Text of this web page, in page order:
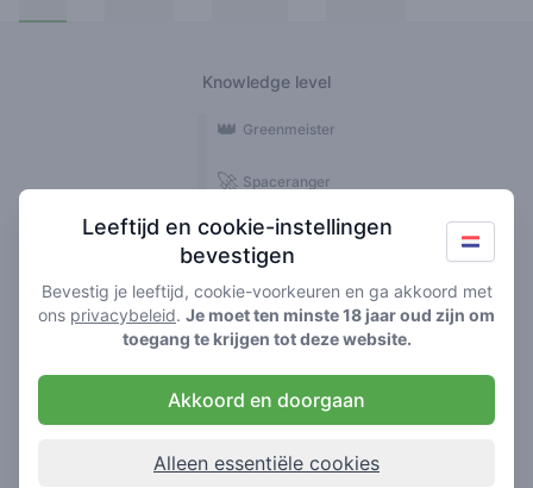
Knowledge level
🍃 Smoker
🌱 Roller
🥦 Stoner
🚀 Spaceranger
👑 Greenmeister
Reviews
Leeftijd en cookie-instellingen
bevestigen
Bevestig je leeftijd, cookie-voorkeuren en ga akkoord met
ons privacybeleid. Je moet ten minste 18 jaar oud zijn om
toegang te krijgen tot deze website.
Akkoord en doorgaan
Alleen essentiële cookies